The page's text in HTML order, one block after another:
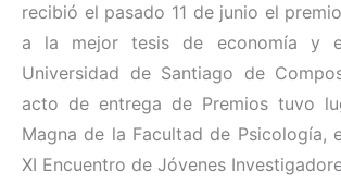
recibió el pasado 11 de junio el
a la mejor tesis de economía y
Universidad de Santiago de
acto de entrega de Premios tuvo
Magna de la Facultad de Psicología,
XI Encuentro de Jóvenes